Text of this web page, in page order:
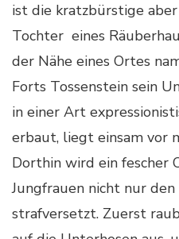
ist die kratzbürstige
Tochter eines
der Nähe eines Ortes
Forts Tossenstein sein
in einer Art
erbaut, liegt einsam vor
Dorthin wird ein fescher
Jungfrauen nicht nur
strafversetzt. Zuerst